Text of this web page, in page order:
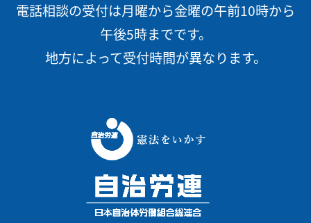
電話相談の受付は月曜から金曜の午前10時から
午後5時までです。
地方によって受付時間が異なります。